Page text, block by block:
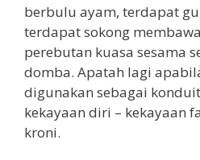
berbulu ayam, terdapat
terdapat sokong
perebutan kuasa sesama
domba. Apatah lagi
digunakan sebagai
kekayaan diri – kekayaan
kroni.